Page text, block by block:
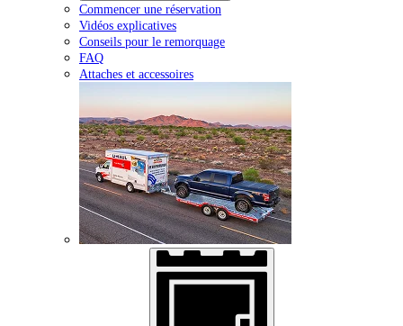
Commencer une réservation
Vidéos explicatives
Conseils pour le remorquage
FAQ
Attaches et accessoires